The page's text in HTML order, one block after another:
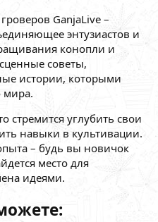
от наших партнеров -
за новыми конкурсами,
единомышленниками и
GanjaLive –
энтузиастов и
конопли и
советы,
истории, которыми
мира.
стремится углубить свои
навыки в культивации.
– будь вы новичок
место для
идеями.